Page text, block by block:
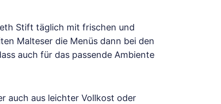
Stift täglich mit frischen und
Malteser die Menüs dann bei den
auch für das passende Ambiente
auch aus leichter Vollkost oder